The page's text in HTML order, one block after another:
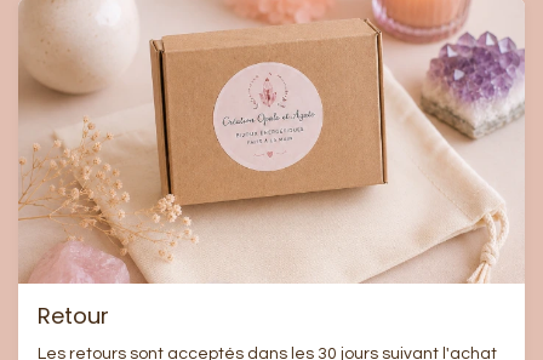
Retour
Les retours sont acceptés dans les 30 jours suivant l'achat